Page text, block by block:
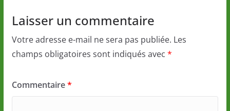
Laisser un commentaire
Votre adresse e-mail ne sera pas publiée. Les
champs obligatoires sont indiqués avec *
Commentaire*